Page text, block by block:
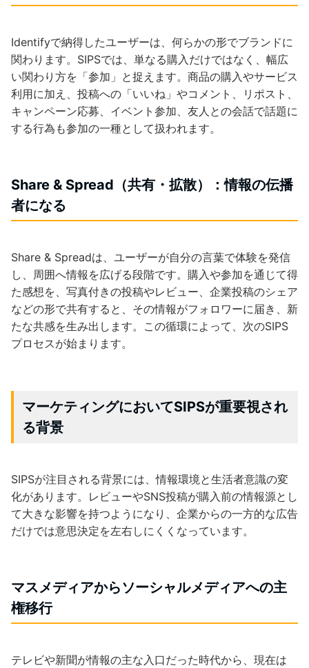
Identifyで納得したユーザーは、何らかの形でブランドに
関わります。SIPSでは、単なる購入だけではなく、幅広
い関わり方を「参加」と捉えます。商品の購入やサービス
利用に加え、投稿への「いいね」やコメント、リポスト、
キャンペーン応募、イベント参加、友人との会話で話題に
する行為も参加の一種として扱われます。
Share & Spread（共有・拡散）：情報の伝播
者になる
Share & Spreadは、ユーザーが自分の言葉で体験を発信
し、周囲へ情報を広げる段階です。購入や参加を通じて得
た感想を、写真付きの投稿やレビュー、企業投稿のシェア
などの形で共有すると、その情報がフォロワーに届き、新
たな共感を生み出します。この循環によって、次のSIPS
プロセスが始まります。
マーケティングにおいてSIPSが重要視され
る背景
SIPSが注目される背景には、情報環境と生活者意識の変
化があります。レビューやSNS投稿が購入前の情報源とし
て大きな影響を持つようになり、企業からの一方的な広告
だけでは意思決定を左右しにくくなっています。
マスメディアからソーシャルメディアへの主
権移行
テレビや新聞が情報の主な入口だった時代から、現在は